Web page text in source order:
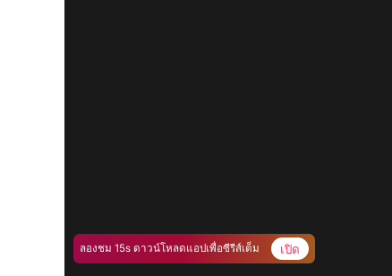
ลองชม 15s ดาวน์โหลดแอปเพื่อซีรีส์เต็ม เปิด